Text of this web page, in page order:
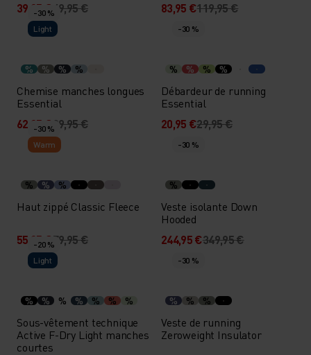
39,95 €49,95 € 83,95 €119,95 €
-30 %
Light
% % % %
Chemise manches longues
Essential
62,95 €89,95 €
-30 %
% % % %
Débardeur de running
Essential
20,95 €29,95 €
-30 %
Warm
% % %
Haut zippé Classic Fleece
55,95 €79,95 €
-30 %
%
Veste isolante Down
Hooded
244,95 €349,95 €
-20 %
Light
% % % % % % %
Sous-vêtement technique
Active F-Dry Light manches
courtes
-30 %
% % %
Veste de running
Zeroweight Insulator